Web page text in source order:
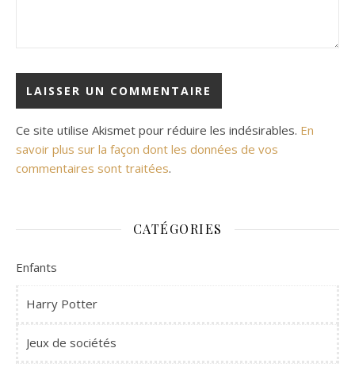
Ce site utilise Akismet pour réduire les indésirables. En
savoir plus sur la façon dont les données de vos
commentaires sont traitées.
CATÉGORIES
Enfants
Harry Potter
Jeux de sociétés